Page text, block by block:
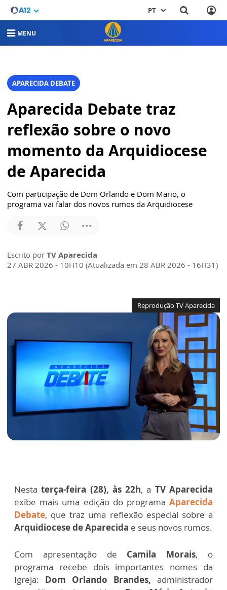
PT
MENU
APARECIDA DEBATE
Aparecida Debate traz
reflexão sobre o novo
momento da Arquidiocese
de Aparecida
Com participação de Dom Orlando e Dom Mario, o
programa vai falar dos novos rumos da Arquidiocese
Escrito por TV Aparecida
27 ABR 2026 - 10H10 (Atualizada em 28 ABR 2026 - 16H31)
Reprodução TV Aparecida
Nesta terça-feira (28), às 22h, a TV Aparecida
exibe mais uma edição do programa Aparecida
Debate, que traz uma reflexão especial sobre a
Arquidiocese de Aparecida e seus novos rumos.
Com apresentação de Camila Morais, o
programa recebe dois importantes nomes da
Igreja: Dom Orlando Brandes, administrador